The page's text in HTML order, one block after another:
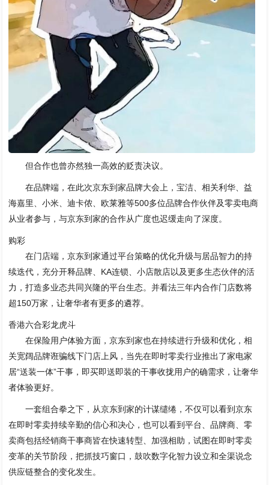
但合作也曾亦然独一高效的贬责决议。
在品牌端，在此次京东到家品牌大会上，宝洁、相关利华、益
海嘉里、小米、迪卡侬、欧莱雅等500多位品牌合作伙伴及零卖电商
从业者参与，与京东到家的合作从广度也迟缓走向了深度。
购彩
在门店端，京东到家通过平台策略的优化升级与居品智力的持
续迭代，充分开释品牌、KA连锁、小店散店以及更多生态伙伴的活
力，打造多业态共同兴隆的平台生态。并看法三年内合作门店数将
超150万家，让奢华者有更多的遴荐。
香港六合彩龙虎斗
在保险用户体验方面，京东到家也在持续进行升级和优化，相
关宽阔品牌诳骗线下门店上风，当先在即时零卖行业推出了家电家
居“送装一体”干事，即买即送即装的干事收拢用户的确需求，让奢华
者体验更好。
一套组合拳之下，从京东到家的计谋缱绻，不仅可以看到京东
在即时零卖持续辛勤的信心和决心，也可以看到平台、品牌商、零
卖商包括经销商干事商皆在快速转型、加强相助，试图在即时零卖
变革的关节阶段，把抓技巧窗口，鼓吹数字化智力设立和全渠说念
供应链整合的变化发生。